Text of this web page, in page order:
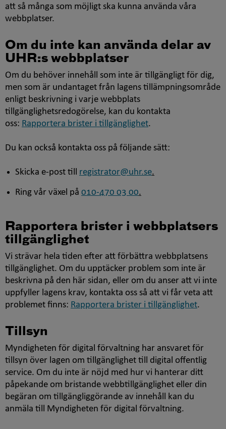
att så många som möjligt ska kunna använda våra
webbplatser.
Om du inte kan använda delar av
UHR:s webbplatser
Om du behöver innehåll som inte är tillgängligt för dig,
men som är undantaget från lagens tillämpningsområde
enligt beskrivning i varje webbplats
tillgänglighetsredogörelse, kan du kontakta
oss: Rapportera brister i tillgänglighet.
Du kan också kontakta oss på följande sätt:
Skicka e-post till registrator@uhr.se.
Ring vår växel på 010-470 03 00.
Rapportera brister i webbplatsers
tillgänglighet
Vi strävar hela tiden efter att förbättra webbplatsens
tillgänglighet. Om du upptäcker problem som inte är
beskrivna på den här sidan, eller om du anser att vi inte
uppfyller lagens krav, kontakta oss så att vi får veta att
problemet finns: Rapportera brister i tillgänglighet.
Tillsyn
Myndigheten för digital förvaltning har ansvaret för
tillsyn över lagen om tillgänglighet till digital offentlig
service. Om du inte är nöjd med hur vi hanterar ditt
påpekande om bristande webbtillgänglighet eller din
begäran om tillgängliggörande av innehåll kan du
anmäla till Myndigheten för digital förvaltning.